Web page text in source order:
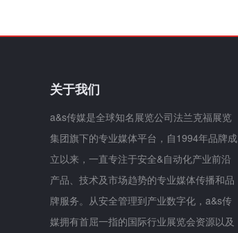
关于我们
a&s传媒是全球知名展览公司法兰克福展览
集团旗下的专业媒体平台，自1994年品牌成
立以来，一直专注于安全&自动化产业前沿
产品、技术及市场趋势的专业媒体传播和品
牌服务。从安全管理到产业数字化，a&s传
媒拥有首屈一指的国际行业展览会资源以及